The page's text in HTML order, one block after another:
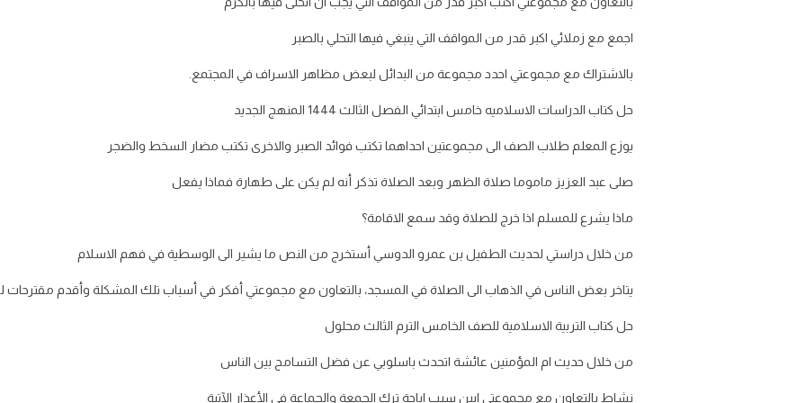
اجمع مع زملائي اكبر قدر من المواقف التي ينبغي فيها التحلي بالصبر
بالاشتراك مع مجموعتي احدد مجموعة من البدائل لبعض مظاهر الاسراف في المجتمع.
حل كتاب الدراسات الاسلاميه خامس ابتدائي الفصل الثالث 1444 المنهج الجديد
يوزع المعلم طلاب الصف الى مجموعتين احداهما تكتب فوائد الصبر والاخرى تكتب مضار السخط والضجر
صلى عبد العزيز ماموما صلاة الظهر وبعد الصلاة تذكر أنه لم يكن على طهارة فماذا يفعل
ماذا يشرع للمسلم اذا خرج للصلاة وقد سمع الاقامة؟
من خلال دراستي لحديث الطفيل بن عمرو الدوسي أستخرج من النص ما يشير الى الوسطية في فهم الاسلام
يتاخر بعض الناس في الذهاب الى الصلاة في المسجد، بالتعاون مع مجموعتي أفكر في أسباب تلك المشكلة وأقدم مقترحات
حل كتاب التربية الاسلامية للصف الخامس الترم الثالث محلول
من خلال حديث ام المؤمنين عائشة اتحدث باسلوبي عن فضل التسامح بين الناس
نشاط بالتعاون مع مجموعتي ابين سبب اباحة ترك الجمعة والجماعة في الأعذار الآتية